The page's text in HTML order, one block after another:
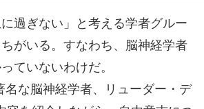
過ぎない」と考える学者グルー
がいる。すなわち、脳神経学者
ていないわけだ。
な脳神経学者、リューダー・デ